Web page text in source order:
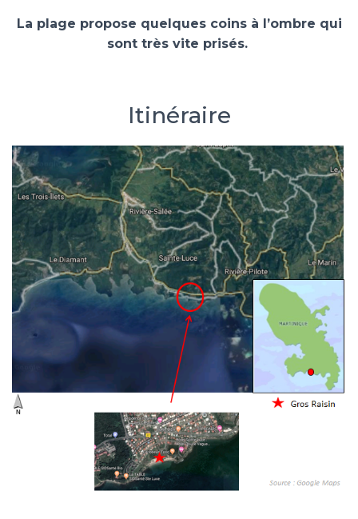
La plage propose quelques coins à l’ombre qui
sont très vite prisés.
Itinéraire